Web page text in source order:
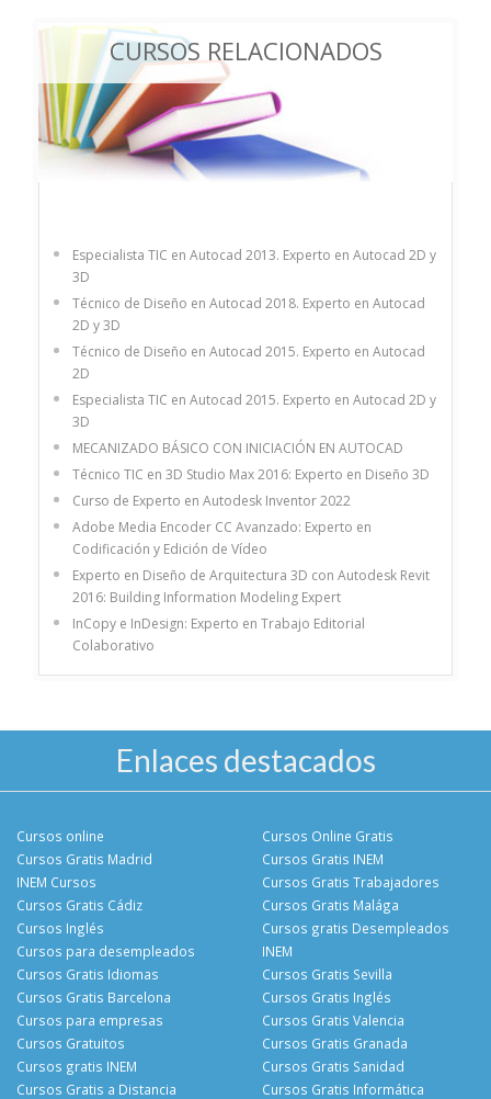
CURSOS RELACIONADOS
Especialista TIC en Autocad 2013. Experto en Autocad 2D y
3D
Técnico de Diseño en Autocad 2018. Experto en Autocad
2D y 3D
Técnico de Diseño en Autocad 2015. Experto en Autocad
2D
Especialista TIC en Autocad 2015. Experto en Autocad 2D y
3D
MECANIZADO BÁSICO CON INICIACIÓN EN AUTOCAD
Técnico TIC en 3D Studio Max 2016: Experto en Diseño 3D
Curso de Experto en Autodesk Inventor 2022
Adobe Media Encoder CC Avanzado: Experto en
Codificación y Edición de Vídeo
Experto en Diseño de Arquitectura 3D con Autodesk Revit
2016: Building Information Modeling Expert
InCopy e InDesign: Experto en Trabajo Editorial
Colaborativo
Enlaces destacados
Cursos online
Cursos Gratis Madrid
INEM Cursos
Cursos Gratis Cádiz
Cursos Online Gratis
Cursos Gratis INEM
Cursos Gratis Trabajadores
Cursos Gratis Malága
Cursos Inglés
Cursos para desempleados
Cursos Gratis Idiomas
Cursos Gratis Barcelona
Cursos gratis Desempleados
INEM
Cursos Gratis Sevilla
Cursos Gratis Inglés
Cursos para empresas
Cursos Gratuitos
Cursos gratis INEM
Cursos Gratis a Distancia
Cursos Gratis Valencia
Cursos Gratis Granada
Cursos Gratis Sanidad
Cursos Gratis Informática